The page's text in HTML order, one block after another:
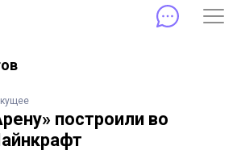
построили во